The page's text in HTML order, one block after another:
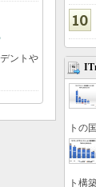
ントや
トの
ト構